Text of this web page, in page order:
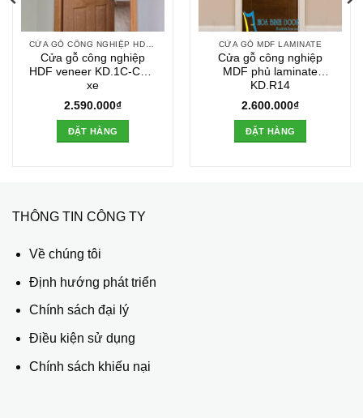
CỬA GỖ CÔNG NGHIỆP HDF VENEER
Cửa gỗ công nghiệp
HDF veneer KD.1C-Căm
xe
2.590.000₫
ĐẶT HÀNG
CỬA GỖ MDF LAMINATE
Cửa gỗ công nghiệp
MDF phủ laminate
KD.R14
2.600.000₫
ĐẶT HÀNG
THÔNG TIN CÔNG TY
Về chúng tôi
Định hướng phát triển
Chính sách đại lý
Điều kiện sử dụng
Chính sách khiếu nại